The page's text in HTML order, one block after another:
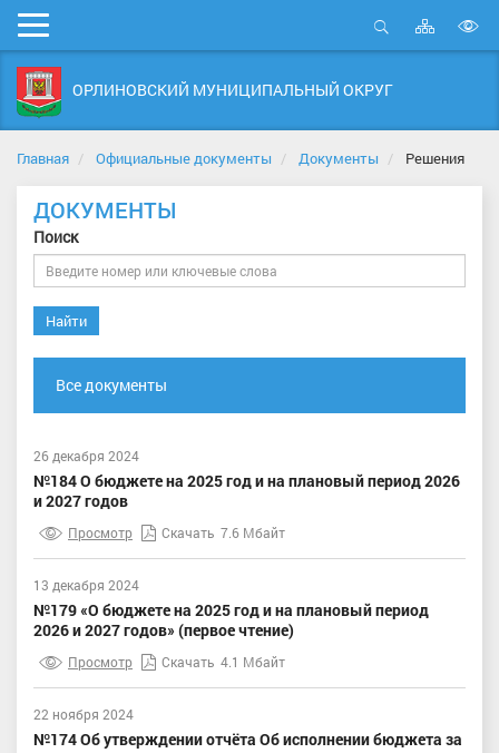
Мобильное
меню
Открыть
Карта
сайта
ОРЛИНОВСКИЙ МУНИЦИПАЛЬНЫЙ ОКРУГ
Главная Официальные документы Документы Решения
ДОКУМЕНТЫ
Поиск
Найти
Все документы
26 декабря 2024
№184 О бюджете на 2025 год и на плановый период 2026
и 2027 годов
Просмотр Скачать 7.6 Мбайт
13 декабря 2024
№179 «О бюджете на 2025 год и на плановый период
2026 и 2027 годов» (первое чтение)
Просмотр Скачать 4.1 Мбайт
22 ноября 2024
№174 Об утверждении отчёта Об исполнении бюджета за